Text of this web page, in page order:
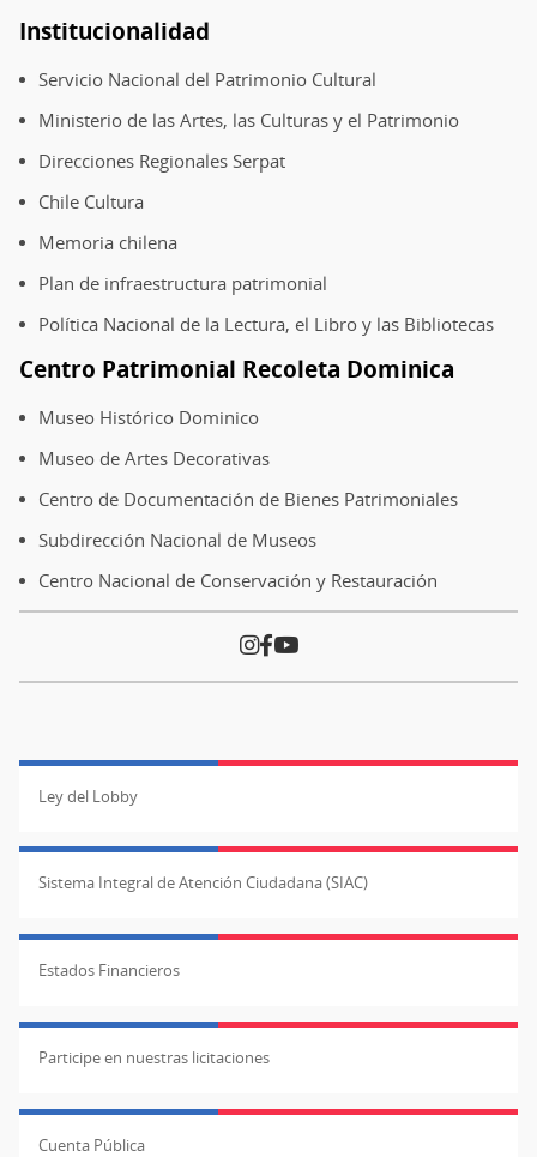
Institucionalidad
Servicio Nacional del Patrimonio Cultural
Ministerio de las Artes, las Culturas y el Patrimonio
Direcciones Regionales Serpat
Chile Cultura
Memoria chilena
Plan de infraestructura patrimonial
Política Nacional de la Lectura, el Libro y las Bibliotecas
Centro Patrimonial Recoleta Dominica
Museo Histórico Dominico
Museo de Artes Decorativas
Centro de Documentación de Bienes Patrimoniales
Subdirección Nacional de Museos
Centro Nacional de Conservación y Restauración
Ley del Lobby
Sistema Integral de Atención Ciudadana (SIAC)
Estados Financieros
Participe en nuestras licitaciones
Cuenta Pública